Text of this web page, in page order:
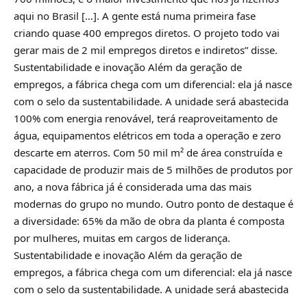
aqui no Brasil […]. A gente está numa primeira fase
criando quase 400 empregos diretos. O projeto todo vai
gerar mais de 2 mil empregos diretos e indiretos” disse.
Sustentabilidade e inovação Além da geração de
empregos, a fábrica chega com um diferencial: ela já nasce
com o selo da sustentabilidade. A unidade será abastecida
100% com energia renovável, terá reaproveitamento de
água, equipamentos elétricos em toda a operação e zero
descarte em aterros. Com 50 mil m² de área construída e
capacidade de produzir mais de 5 milhões de produtos por
ano, a nova fábrica já é considerada uma das mais
modernas do grupo no mundo. Outro ponto de destaque é
a diversidade: 65% da mão de obra da planta é composta
por mulheres, muitas em cargos de liderança.
Sustentabilidade e inovação Além da geração de
empregos, a fábrica chega com um diferencial: ela já nasce
com o selo da sustentabilidade. A unidade será abastecida